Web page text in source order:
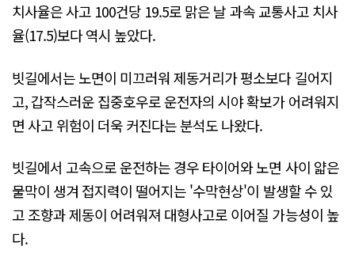
치사율은 사고 100건당 19.5로 맑은 날 과속 교통사고 치사
율(17.5)보다 역시 높았다.
빗길에서는 노면이 미끄러워 제동거리가 평소보다 길어지
고, 갑작스러운 집중호우로 운전자의 시야 확보가 어려워지
면 사고 위험이 더욱 커진다는 분석도 나왔다.
빗길에서 고속으로 운전하는 경우 타이어와 노면 사이 얇은
물막이 생겨 접지력이 떨어지는 '수막현상'이 발생할 수 있
고 조향과 제동이 어려워져 대형사고로 이어질 가능성이 높
다.